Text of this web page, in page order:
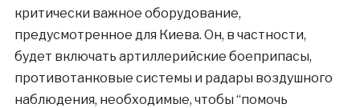
критически важное оборудование,
предусмотренное для Киева. Он, в частности,
будет включать артиллерийские боеприпасы,
противотанковые системы и радары воздушного
наблюдения, необходимые, чтобы “помочь